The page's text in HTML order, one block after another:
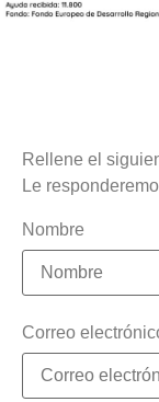
Rellene el
Le
Nombre
Correo